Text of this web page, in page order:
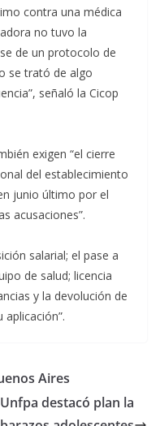
contra una médica
no tuvo la
de un protocolo de
se trató de algo
señaló la Cicop
exigen “el cierre
del establecimiento
junio último por el
acusaciones”.
salarial; el pase a
de salud; licencia
y la devolución de
Aires
destacó plan la